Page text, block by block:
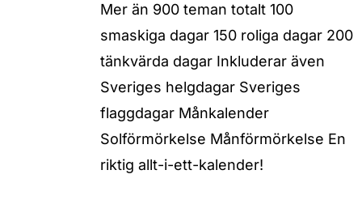
Mer än 900 teman totalt 100
smaskiga dagar 150 roliga dagar 200
tänkvärda dagar Inkluderar även
Sveriges helgdagar Sveriges
flaggdagar Månkalender
Solförmörkelse Månförmörkelse En
riktig allt-i-ett-kalender!